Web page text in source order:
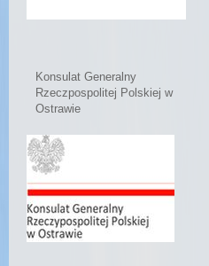
Konsulat Generalny
Rzeczpospolitej Polskiej w
Ostrawie